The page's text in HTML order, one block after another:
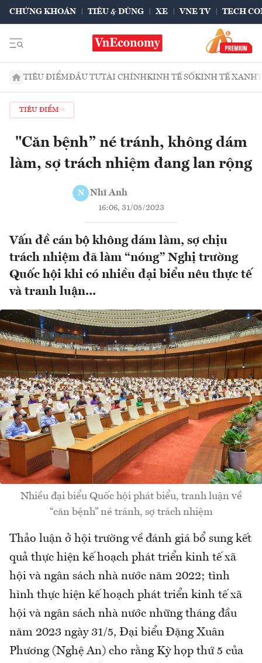
CHỨNG KHOÁN TIÊU & DÙNG XE VNE TV TECH
TIÊU ĐIỂMĐẦU TƯTÀI CHÍNHKINH TẾ SỐKINH TẾ XANH
TIÊU ĐIỂM
"Căn bệnh” né tránh, không dám
làm, sợ trách nhiệm đang lan rộng
N Nhĩ Anh
16:06, 31/05/2023
Vấn đề cán bộ không dám làm, sợ chịu
trách nhiệm đã làm “nóng” Nghị trường
Quốc hội khi có nhiều đại biểu nêu thực tế
và tranh luận...
Nhiều đại biểu Quốc hội phát biểu, tranh luận về
“căn bệnh” né tránh, sợ trách nhiệm
Thảo luận ở hội trường về đánh giá bổ sung kết
quả thực hiện kế hoạch phát triển kinh tế xã
hội và ngân sách nhà nước năm 2022; tình
hình thực hiện kế hoạch phát triển kinh tế xã
hội và ngân sách nhà nước những tháng đầu
năm 2023 ngày 31/5, Đại biểu Đặng Xuân
Phương (Nghệ An) cho rằng Kỳ họp thứ 5 của